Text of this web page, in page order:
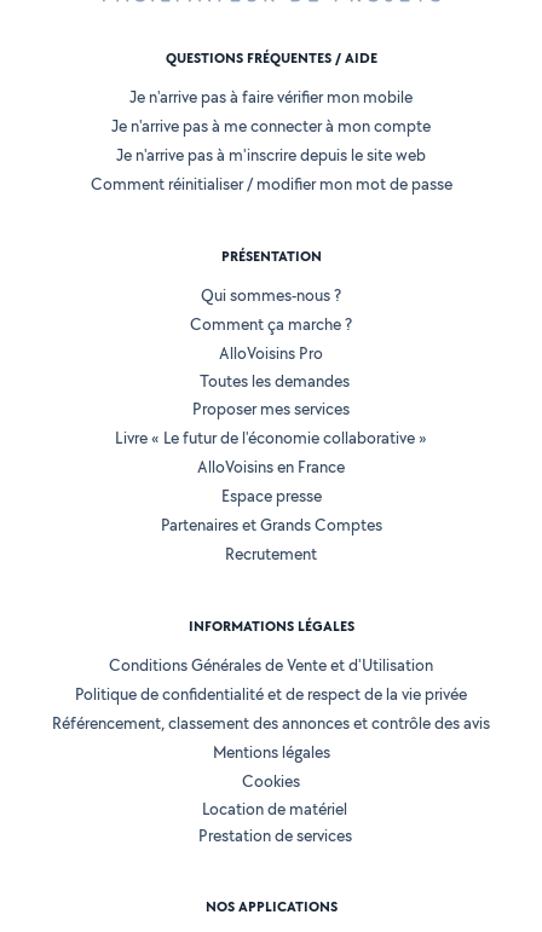
QUESTIONS FRÉQUENTES / AIDE
Je n'arrive pas à faire vérifier mon mobile
Je n'arrive pas à me connecter à mon compte
Je n'arrive pas à m'inscrire depuis le site web
Comment réinitialiser / modifier mon mot de passe
PRÉSENTATION
Qui sommes-nous ?
Comment ça marche ?
AlloVoisins Pro
Toutes les demandes
Proposer mes services
Livre « Le futur de l'économie collaborative »
AlloVoisins en France
Espace presse
Partenaires et Grands Comptes
Recrutement
INFORMATIONS LÉGALES
Conditions Générales de Vente et d'Utilisation
Politique de confidentialité et de respect de la vie privée
Référencement, classement des annonces et contrôle des avis
Mentions légales
Cookies
Location de matériel
Prestation de services
NOS APPLICATIONS